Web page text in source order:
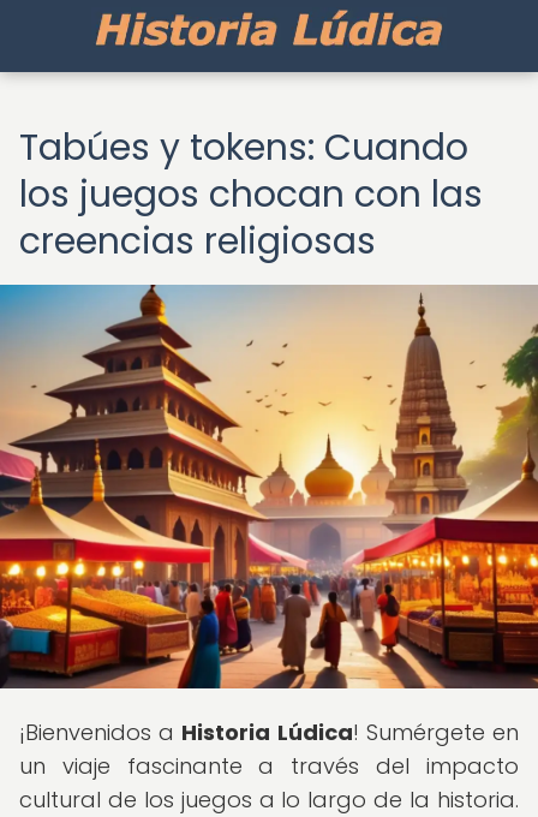
Tabúes y tokens: Cuando
los juegos chocan con las
creencias religiosas
¡Bienvenidos a Historia Lúdica! Sumérgete en
un viaje fascinante a través del impacto
cultural de los juegos a lo largo de la historia.